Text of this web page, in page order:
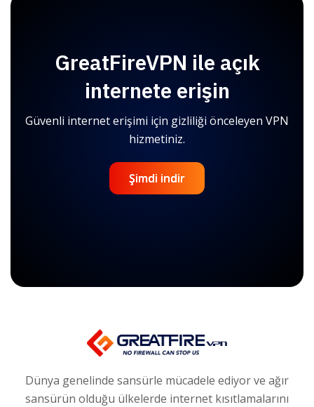
GreatFireVPN ile açık
internete erişin
Güvenli internet erişimi için gizliliği önceleyen VPN
hizmetiniz.
Şimdi indir
Şimdi indir
Dünya genelinde sansürle mücadele ediyor ve ağır
sansürün olduğu ülkelerde internet kısıtlamalarını